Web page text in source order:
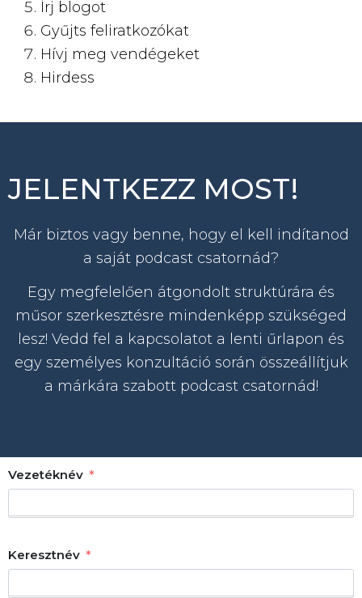
Írj blogot
Gyűjts feliratkozókat
Hívj meg vendégeket
Hirdess
JELENTKEZZ MOST!
Már biztos vagy benne, hogy el kell indítanod
a saját podcast csatornád?
Egy megfelelően átgondolt struktúrára és
műsor szerkesztésre mindenképp szükséged
lesz! Vedd fel a kapcsolatot a lenti űrlapon és
egy személyes konzultáció során összeállítjuk
a márkára szabott podcast csatornád!
Vezetéknév
Keresztnév